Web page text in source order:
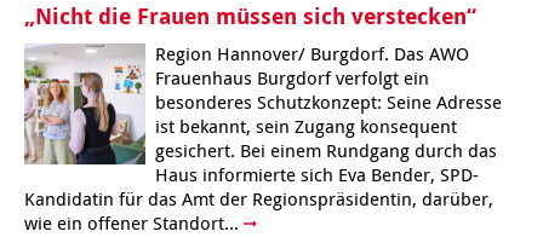
„Nicht die Frauen müssen sich verstecken“
Region Hannover/ Burgdorf. Das AWO
Frauenhaus Burgdorf verfolgt ein
besonderes Schutzkonzept: Seine Adresse
ist bekannt, sein Zugang konsequent
gesichert. Bei einem Rundgang durch das
Haus informierte sich Eva Bender, SPD-
Kandidatin für das Amt der Regionspräsidentin, darüber,
wie ein offener Standort...